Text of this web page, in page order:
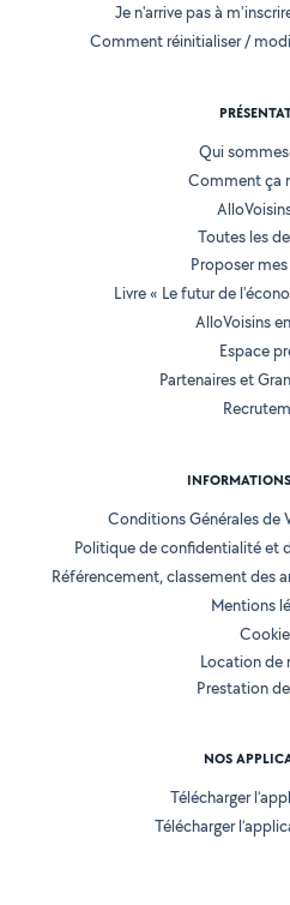
Je n'arrive pas à
Comment réinitialiser /
Qui
Comment ça
Toutes les
Proposer
Livre « Le futur de
AlloVoisins
Espace
Partenaires et
Conditions Générales de
Politique de confidentialité et
Référencement, classement des
Mentions
Location de
Prestation
NOS
Télécharger
Télécharger